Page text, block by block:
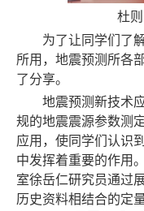
杜
为了让同学们了
所用，地震预测所各
了分享。
地震预测新技术
规的地震震源参数测
应用，使同学们认识
中发挥着重要的作用
室徐岳仁研究员通过
历史资料相结合的定